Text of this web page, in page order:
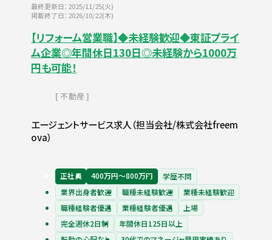
最終更新日：2025/11/25(火)
掲載終了日：2026/10/22(木)
【リフォーム営業職】◆未経験歓迎◆東証プライ
ム企業◎年間休日130日◎未経験から1000万
円も可能！
不動産
エージェントサービス求人（担当会社/株式会社freem
ova）
正社員 400万円〜800万円
学歴不問
業界出身者歓迎
職種未経験歓迎
業種未経験歓迎
職種経験者優遇
業種経験者優遇
上場
完全週休2日制
年間休日125日以上